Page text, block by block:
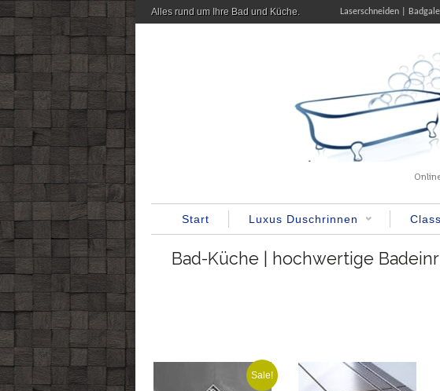
Alles rund um Ihre Bad und Küche. Laserschneiden
Start Luxus Duschrinnen
Bad-Küche | hochwertige
Sale!